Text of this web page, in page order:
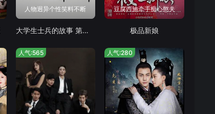
人物迥异个性笑料不断
大学生士兵的故事 第二部
豆腐西施牵手痴心憨夫
极品新娘
人气:565 人气:280